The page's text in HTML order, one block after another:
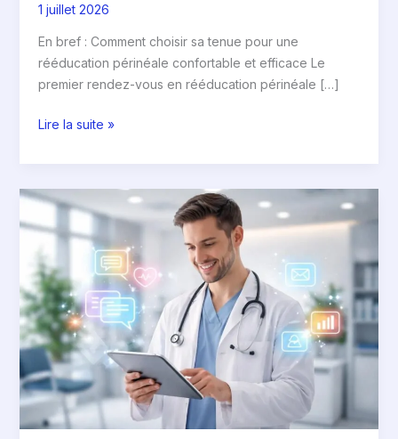
1 juillet 2026
En bref : Comment choisir sa tenue pour une
rééducation périnéale confortable et efficace Le
premier rendez-vous en rééducation périnéale […]
Lire la suite »
Communication
comment
vous
démarquer
?